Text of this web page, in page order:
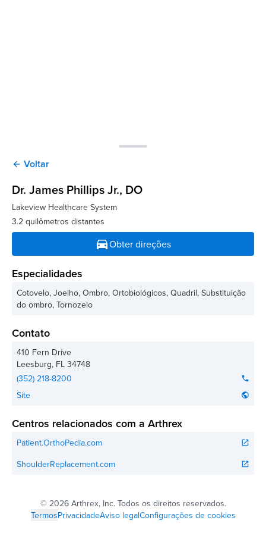
arrow_back Voltar
Dr. James Phillips Jr., DO
Lakeview Healthcare System
3.2 quilômetros distantes
directions_carObter direções
Especialidades
Cotovelo, Joelho, Ombro, Ortobiológicos, Quadril, Substituição
do ombro, Tornozelo
Contato
410 Fern Drive
Leesburg, FL 34748
(352) 218-8200
phone
Site public
Centros relacionados com a Arthrex
Patient.OrthoPedia.com open_in_new
ShoulderReplacement.com open_in_new
© 2026 Arthrex, Inc. Todos os direitos reservados.
TermosPrivacidadeAviso legalConfigurações de cookies